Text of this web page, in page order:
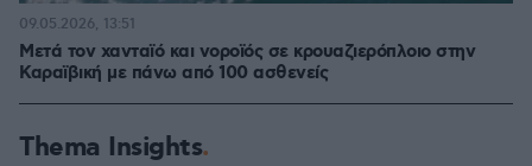
Μετά τον χανταϊό και νοροϊός σε κρουαζιερόπλοιο στην
Καραϊβική με πάνω από 100 ασθενείς
09.05.2026, 13:51
Thema Insights